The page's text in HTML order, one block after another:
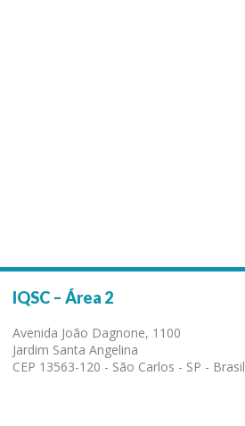
IQSC – Área 2
Avenida João Dagnone, 1100
Jardim Santa Angelina
CEP 13563-120 - São Carlos - SP - Brasil